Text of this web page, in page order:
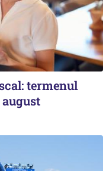
termenul
august